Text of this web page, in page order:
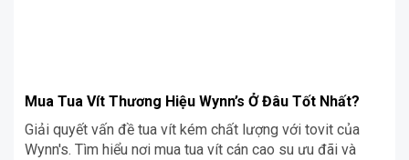
Mua Tua Vít Thương Hiệu Wynn’s Ở Đâu Tốt Nhất?
Giải quyết vấn đề tua vít kém chất lượng với tovit của
Wynn's. Tìm hiểu nơi mua tua vít cán cao su ưu đãi và